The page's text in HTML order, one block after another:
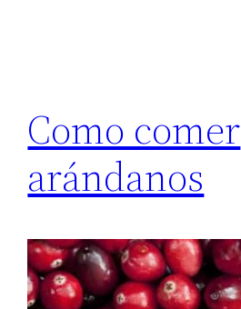
Como comer
arándanos